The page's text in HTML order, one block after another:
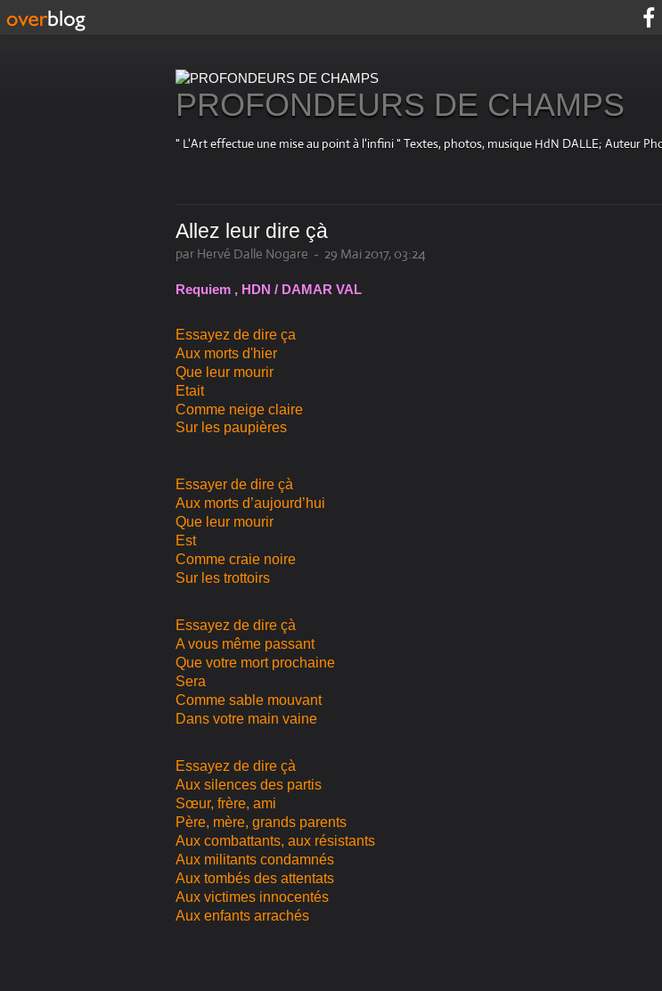
PROFONDEURS DE CHAMPS
" L'Art effectue une mise au point à l'infini " Textes, photos, musique HdN DALLE; Auteur
Allez leur dire çà
par Hervé Dalle Nogare - 29 Mai 2017, 03:24
Requiem , HDN / DAMAR VAL
Essayez de dire ça
Aux morts d'hier
Que leur mourir
Etait
Comme neige claire
Sur les paupières
Essayer de dire çà
Aux morts d’aujourd’hui
Que leur mourir
Est
Comme craie noire
Sur les trottoirs
Essayez de dire çà
A vous même passant
Que votre mort prochaine
Sera
Comme sable mouvant
Dans votre main vaine
Essayez de dire çà
Aux silences des partis
Sœur, frère, ami
Père, mère, grands parents
Aux combattants, aux résistants
Aux militants condamnés
Aux tombés des attentats
Aux victimes innocentés
Aux enfants arrachés